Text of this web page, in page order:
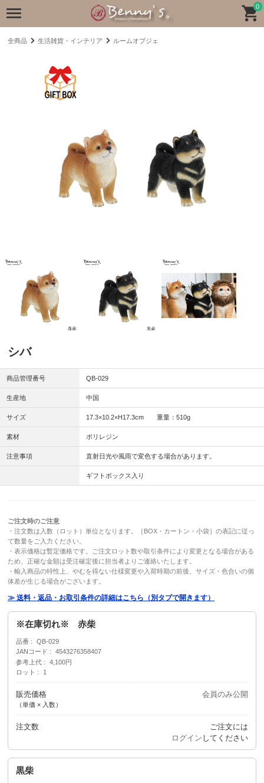
0
全商品 生活雑貨・インテリア ルームオブジェ
シバ
商品管理番号 QB-029
生産地 中国
サイズ 17.3×10.2×H17.3cm 重量：510g
素材 ポリレジン
注意事項 直射日光や風雨で変色する場合があります。
ギフトボックス入り
ご注文時のご注意
・注文数は入数（ロット）単位となります。［BOX・カートン・小袋］の表記に従っ
て数量をご入力ください。
・表示価格は暫定価格です。ご注文ロット数や取引条件により変更となる場合がある
ため、正確な金額は受注確定後に担当者よりご連絡いたします。
・輸入商品の特性上、やむを得ない仕様変更や入荷時期の前後、サイズ・色合いの個
体差が生じる場合がございます。
≫ 送料・返品・お取引条件の詳細はこちら（別タブで開きます）
※在庫切れ※ 赤柴
品番
QB-029
JANコード
4543276358407
参考上代
4,100円
ロット
1
販売価格
（単価 × 入数）
会員のみ公開
注文数
ご注文には
ログイン してください
黒柴